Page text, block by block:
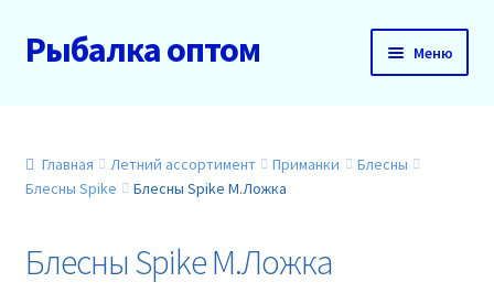
Перейти
к
Перейти
к
Рыбалка оптом Меню
О нас
Акции
Главная Летний ассортимент Приманки
Блесны
Блесны Spike
Блесны Spike М.Ложка
Блесны Spike М.Ложка